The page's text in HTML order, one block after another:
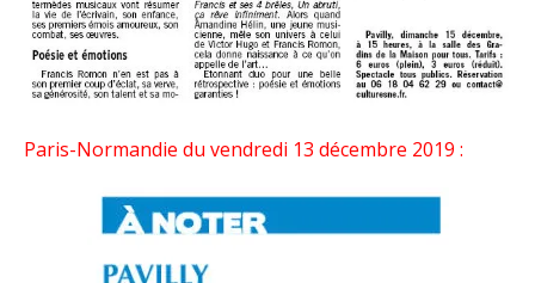
Paris-Normandie du vendredi 13 décembre 2019 :